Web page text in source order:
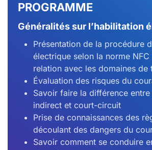
PROGRAMME
Généralités sur l’habilitation
Présentation de la procédure
électrique selon la norme NFC
relation avec les domaines de
Évaluation des risques du
Savoir faire la différence
indirect et court-circuit
Prise de connaissances des
découlant des dangers du
Savoir comment se conduire